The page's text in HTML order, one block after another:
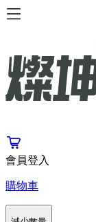
會員登入
購物車